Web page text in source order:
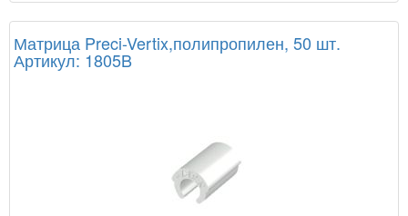
Матрица Preci-Vertix,полипропилен, 50 шт.
Артикул: 1805B